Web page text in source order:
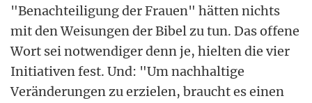
"Benachteiligung der Frauen" hätten nichts
mit den Weisungen der Bibel zu tun. Das offene
Wort sei notwendiger denn je, hielten die vier
Initiativen fest. Und: "Um nachhaltige
Veränderungen zu erzielen, braucht es einen